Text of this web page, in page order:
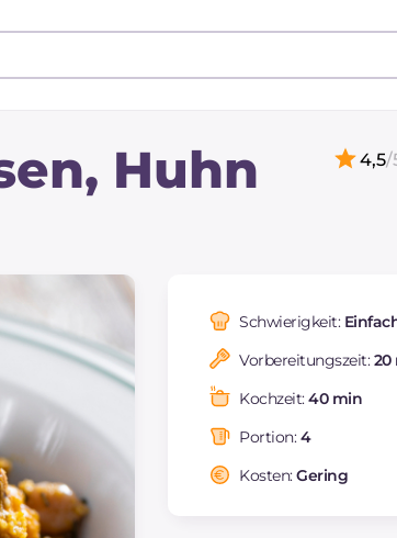
Huhn
4,5/
Schwierigkeit:
Vorbereitungszeit:20
Kochzeit:40 min
Portion:4
Kosten:Gering